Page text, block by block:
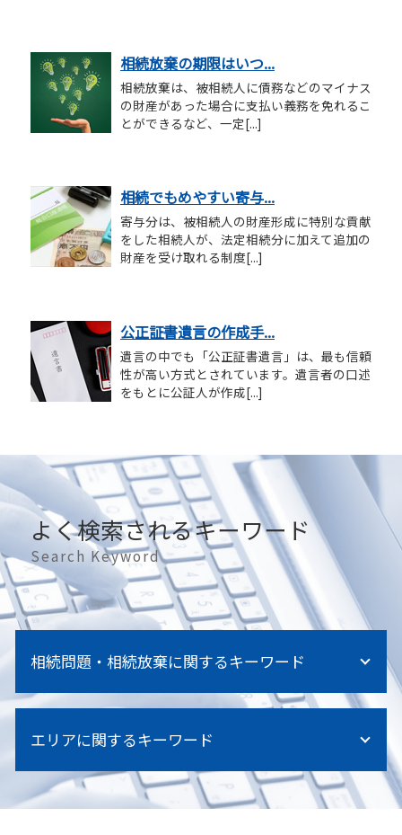
相続放棄の期限はいつ...
相続放棄は、被相続人に債務などのマイナス
の財産があった場合に支払い義務を免れるこ
とができるなど、一定[...]
相続でもめやすい寄与...
寄与分は、被相続人の財産形成に特別な貢献
をした相続人が、法定相続分に加えて追加の
財産を受け取れる制度[...]
公正証書遺言の作成手...
遺言の中でも「公正証書遺言」は、最も信頼
性が高い方式とされています。遺言者の口述
をもとに公証人が作成[...]
よく検索されるキーワード
Search Keyword
相続問題・相続放棄に関するキーワード
遺留分侵害額請求 弁護士 費用
相続関係説明図 書き方
遺留分 計算
エリアに関するキーワード
江東区 労働問題 弁護士